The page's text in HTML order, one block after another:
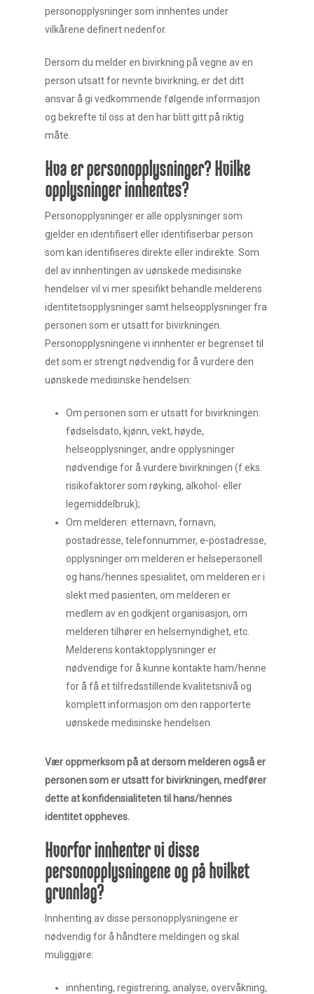
personopplysninger som innhentes under
vilkårene definert nedenfor.
Dersom du melder en bivirkning på vegne av en
person utsatt for nevnte bivirkning, er det ditt
ansvar å gi vedkommende følgende informasjon
og bekrefte til oss at den har blitt gitt på riktig
måte.
Hva er personopplysninger? Hvilke
opplysninger innhentes?
Personopplysninger er alle opplysninger som
gjelder en identifisert eller identifiserbar person
som kan identifiseres direkte eller indirekte. Som
del av innhentingen av uønskede medisinske
hendelser vil vi mer spesifikt behandle melderens
identitetsopplysninger samt helseopplysninger fra
personen som er utsatt for bivirkningen.
Personopplysningene vi innhenter er begrenset til
det som er strengt nødvendig for å vurdere den
uønskede medisinske hendelsen:
Om personen som er utsatt for bivirkningen:
fødselsdato, kjønn, vekt, høyde,
helseopplysninger, andre opplysninger
nødvendige for å vurdere bivirkningen (f.eks.
risikofaktorer som røyking, alkohol- eller
legemiddelbruk);
Om melderen: etternavn, fornavn,
postadresse, telefonnummer, e-postadresse,
opplysninger om melderen er helsepersonell
og hans/hennes spesialitet, om melderen er i
slekt med pasienten, om melderen er
medlem av en godkjent organisasjon, om
melderen tilhører en helsemyndighet, etc.
Melderens kontaktopplysninger er
nødvendige for å kunne kontakte ham/henne
for å få et tilfredsstillende kvalitetsnivå og
komplett informasjon om den rapporterte
uønskede medisinske hendelsen.
Vær oppmerksom på at dersom melderen også er
personen som er utsatt for bivirkningen, medfører
dette at konfidensialiteten til hans/hennes
identitet oppheves.
Hvorfor innhenter vi disse
personopplysningene og på hvilket
grunnlag?
Innhenting av disse personopplysningene er
nødvendig for å håndtere meldingen og skal
muliggjøre:
innhenting, registrering, analyse, overvåkning,